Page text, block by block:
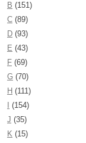
B (151)
C (89)
D (93)
E (43)
F (69)
G (70)
H (111)
(154)
J (35)
K (15)